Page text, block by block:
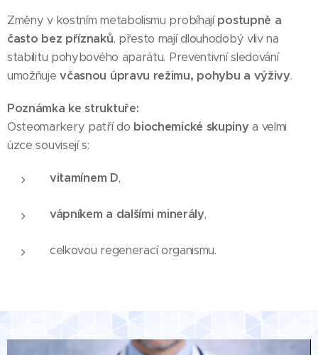
Změny v kostním metabolismu probíhajípostupně a
často bez příznaků, přesto mají dlouhodobý vliv na
stabilitu pohybového aparátu. Preventivní sledování
umožňujevčasnou úpravu režimu, pohybu a výživy.
Poznámka ke struktuře:
Osteomarkery patří do biochemické skupiny a velmi
úzce souvisejí s:
vitamínem D,
vápníkem a dalšími minerály,
celkovou regenerací organismu.